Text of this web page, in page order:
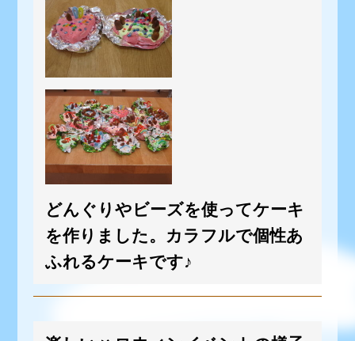
どんぐりやビーズを使ってケーキ
を作りました。カラフルで個性あ
ふれるケーキです♪